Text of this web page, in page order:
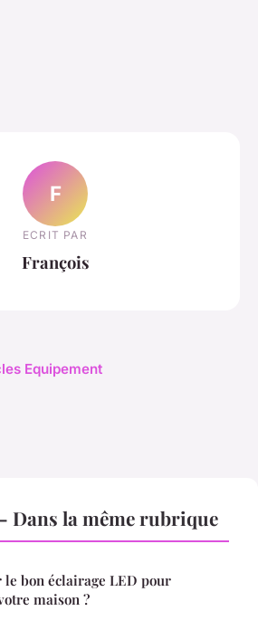
F
ECRIT PAR
François
Equipement
Dans la même rubrique
bon éclairage LED pour
maison ?